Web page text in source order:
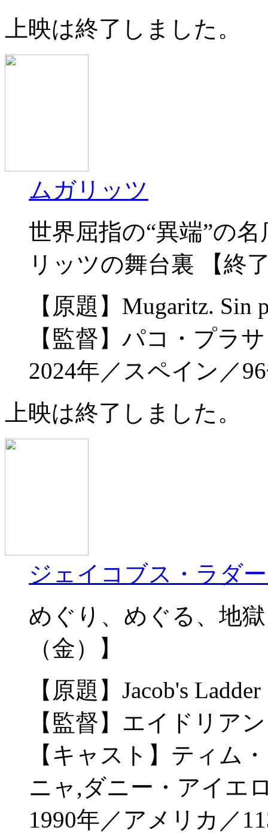
上映は終了しました。
ムガリッツ
世界屈指の“異端”の
リッツの舞台裏 【終
【原題】Mugaritz. Sin
【監督】パコ・プラサ
2024年／スペイン／
上映は終了しました。
ジェイコブス・ラダ
めぐり、めぐる、地
（金）】
【原題】Jacob's Ladder
【監督】エイドリア
【キャスト】ティム
ニャ,ダニー・アイエ
1990年／アメリカ／